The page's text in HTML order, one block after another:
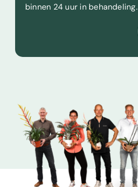
binnen 24 uur in behandeling.